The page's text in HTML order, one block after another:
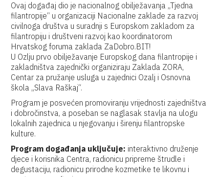
Ovaj događaj dio je nacionalnog obilježavanja „Tjedna
filantropije“ u organizaciji Nacionalne zaklade za razvoj
civilnoga društva u suradnji s Europskom zakladom za
filantropiju i društveni razvoj kao koordinatorom
Hrvatskog foruma zaklada ZaDobro.BIT!
U Ozlju prvo obilježavanje Europskog dana filantropije i
zakladništva zajednički organiziraju Zaklada ZORA,
Centar za pružanje usluga u zajednici Ozalj i Osnovna
škola „Slava Raškaj“.
Program je posvećen promoviranju vrijednosti zajedništva
i dobročinstva, a poseban se naglasak stavlja na ulogu
lokalnih zajednica u njegovanju i širenju filantropske
kulture.
Program događanja uključuje: interaktivno druženje
djece i korisnika Centra, radionicu pripreme štrudle i
degustaciju, radionicu prirodne kozmetike te likovnu i